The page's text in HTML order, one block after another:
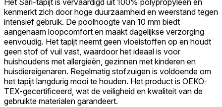
Het Sari-tapijt is vervaardigd uit 100% polypropyleen en
kenmerkt zich door hoge duurzaamheid en weerstand tegen
intensief gebruik. De poolhoogte van 10 mm biedt
aangenaam loopcomfort en maakt dagelijkse verzorging
eenvoudig. Het tapijt neemt geen vloeistoffen op en houdt
geen stof of vuil vast, waardoor het ideaal is voor
huishoudens met allergieën, gezinnen met kinderen en
huisdiereigenaren. Regelmatig stofzuigen is voldoende om
het tapijt langdurig mooi te houden. Het product is OEKO-
TEX-gecertificeerd, wat de veiligheid en kwaliteit van de
gebruikte materialen garandeert.